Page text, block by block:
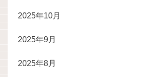
2025年10月
2025年9月
2025年8月